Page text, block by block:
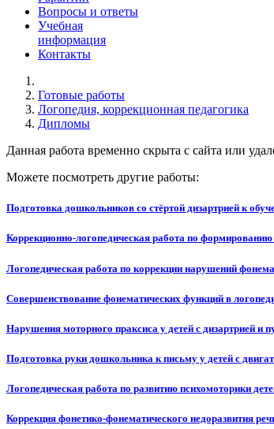
Вопросы и ответы
Учебная
информация
Контакты
Готовые работы
Логопедия, коррекционная педагогика
Дипломы
Данная работа временно скрыта с сайта или
Можете посмотреть другие работы:
Подготовка дошкольников со стёртой дизартрией к
Коррекционно-логопедическая работа по
Логопедическая работа по коррекции нарушений
Совершенствование фонематических функций в
Нарушения моторного праксиса у детей с дизартрией и
Подготовка руки дошкольника к письму у детей с
Логопедическая работа по развитию психомоторики
Коррекция фонетико-фонематического недоразвития